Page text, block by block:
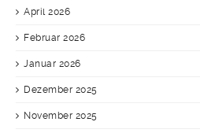
April 2026
Februar 2026
Januar 2026
Dezember 2025
November 2025